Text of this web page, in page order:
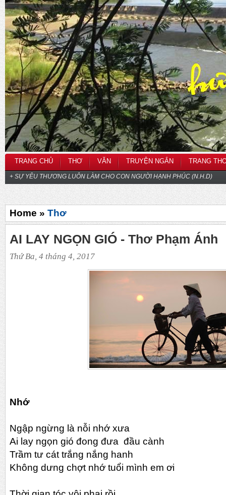
TRANG CHỦ THƠ VĂN TRUYỆN NGẮN TRANG
+ SỰ YÊU THƯƠNG LUÔN LÀM CHO CON NGƯỜI HẠNH PHÚC (N.H.D)
Home » Thơ
AI LAY NGỌN GIÓ - Thơ Phạm Ánh
Thứ Ba, 4 tháng 4, 2017
Nhớ
Ngập ngừng là nỗi nhớ xưa
Ai lay ngọn gió đong đưa đầu cành
Trầm tư cát trắng nắng hanh
Không dưng chợt nhớ tuổi mình em ơi